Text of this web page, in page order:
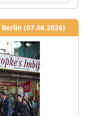
(07.08.2026)